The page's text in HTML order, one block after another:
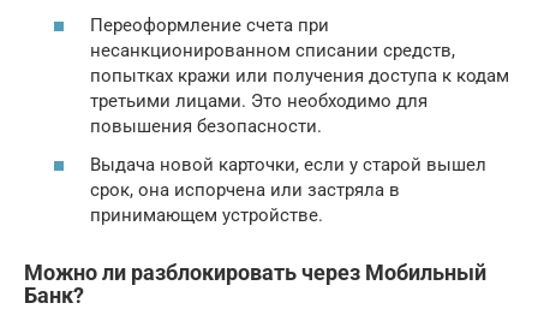
Переоформление счета при
несанкционированном списании средств,
попытках кражи или получения доступа к кодам
третьими лицами. Это необходимо для
повышения безопасности.
Выдача новой карточки, если у старой вышел
срок, она испорчена или застряла в
принимающем устройстве.
Можно ли разблокировать через Мобильный
Банк?